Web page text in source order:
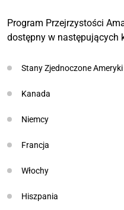
Program Przejrzystości
dostępny w następujących
Stany Zjednoczone Ameryki
Kanada
Niemcy
Francja
Włochy
Hiszpania